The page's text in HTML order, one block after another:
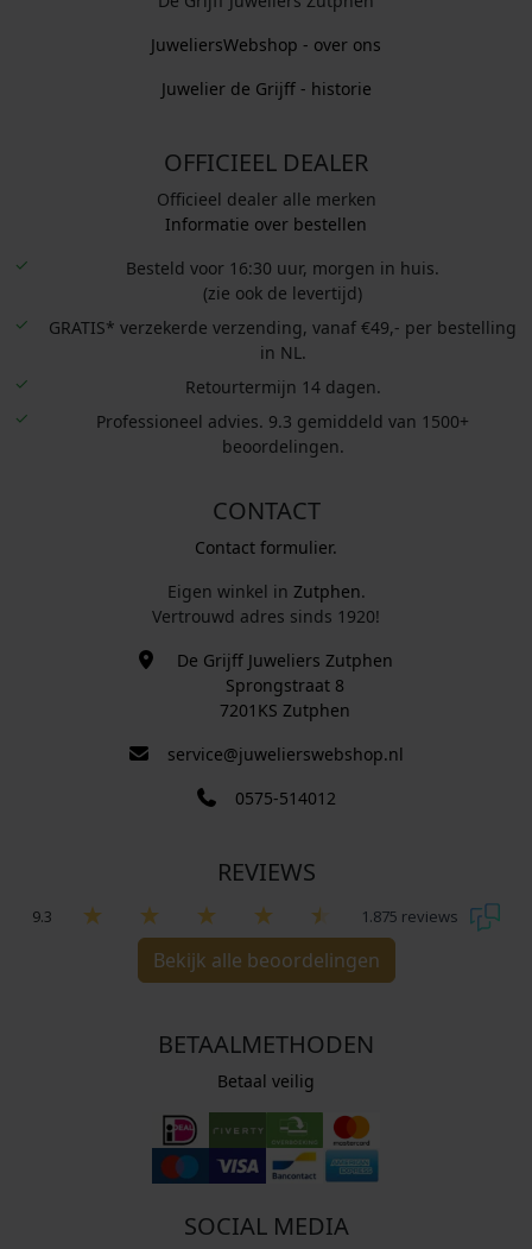
JuweliersWebshop - over ons
Juwelier de Grijff - historie
OFFICIEEL DEALER
Officieel dealer alle merken
Informatie over bestellen
Besteld voor 16:30 uur, morgen in huis.
(zie ook de levertijd)
GRATIS* verzekerde verzending, vanaf €49,- per bestelling
in NL.
Retourtermijn 14 dagen.
Professioneel advies. 9.3 gemiddeld van 1500+
beoordelingen.
CONTACT
Contact formulier.
Eigen winkel in Zutphen.
Vertrouwd adres sinds 1920!
De Grijff Juweliers Zutphen
Sprongstraat 8
7201KS Zutphen
service@juwelierswebshop.nl
0575-514012
REVIEWS
9.3 1.875 reviews
Bekijk alle beoordelingen
BETAALMETHODEN
Betaal veilig
SOCIAL MEDIA